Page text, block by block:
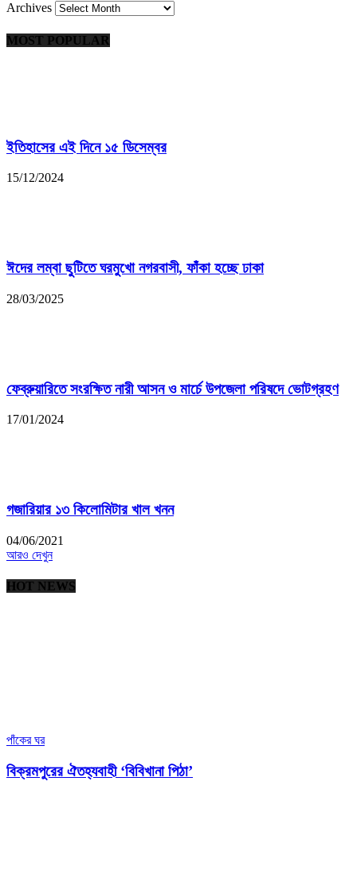
Archives
MOST POPULAR
ইতিহাসের এই দিনে ১৫ ডিসেম্বর
15/12/2024
ঈদের লম্বা ছুটিতে ঘরমুখো নগরবাসী, ফাঁকা হচ্ছে ঢাকা
28/03/2025
ফেব্রুয়ারিতে সংরক্ষিত নারী আসন ও মার্চে উপজেলা পরিষদে ভোটগ্রহণ
17/01/2024
গজারিয়ার ১৩ কিলোমিটার খাল খনন
04/06/2021
আরও দেখুন
HOT NEWS
পাঁকের ঘর
বিক্রমপুরের ঐতহ্যবাহী ‘বিবিখানা পিঠা’